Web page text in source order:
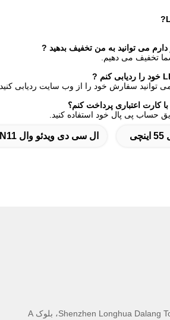
?
?
تخفیف می دهیم.
?
سفارش خود را از وب سایت ردیابی کنید.
حساب پی پال خود استفاده کنید.
ال سی دی ویدئو وال LTI550HN11